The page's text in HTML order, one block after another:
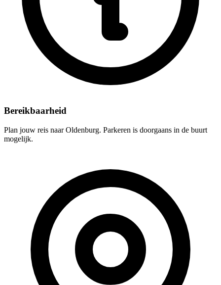
Bereikbaarheid
Plan jouw reis naar Oldenburg. Parkeren is doorgaans in de buurt
mogelijk.